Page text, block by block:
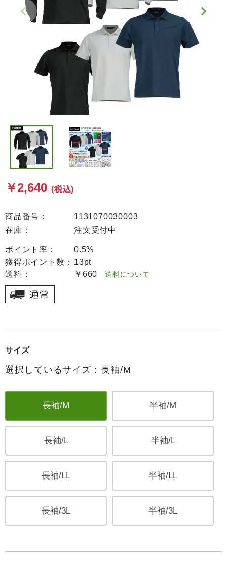
￥2,640 (税込)
商品番号：
1131070030003
在庫：
注文受付中
ポイント率：
0.5%
獲得ポイント数： 13pt
送料：
￥660 送料について
サイズ
選択しているサイズ：長袖/M
長袖/M 半袖/M
長袖/L 半袖/L
長袖/LL 半袖/LL
長袖/3L 半袖/3L